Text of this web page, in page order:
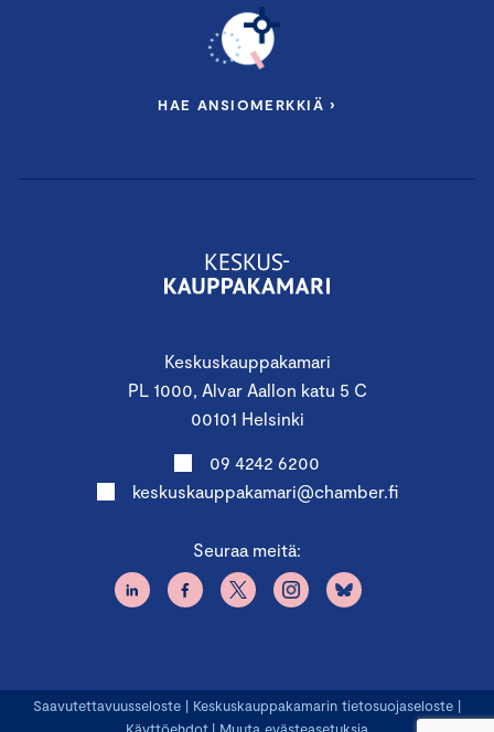
Keskuskauppakamari
PL 1000, Alvar Aallon katu 5 C
00101 Helsinki
09 4242 6200
keskuskauppakamari@chamber.fi
Seuraa meitä:
HAE ANSIOMERKKIÄ ›
Saavutettavuusseloste | Keskuskauppakamarin tietosuojaseloste |